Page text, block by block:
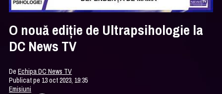
O nouă ediție de Ultrapsihologie la
DC News TV
DeEchipa DC News TV
Publicat pe 13 oct 2023, 19:35
Emisiuni